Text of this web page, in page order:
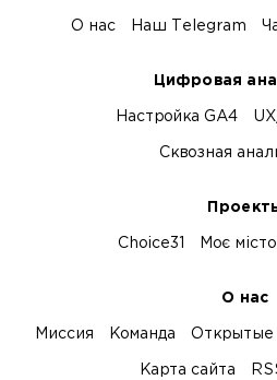
О нас Наш Telegram
Цифровая
Настройка GA4
Сквозная
Choice31 Моє місто
О нас
Миссия Команда Открытые
Карта сайта